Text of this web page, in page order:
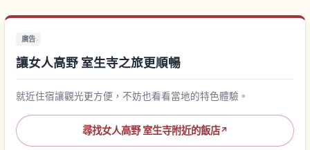
廣告
讓女人高野 室生寺之旅更順暢
就近住宿讓觀光更方便，不妨也看看當地的特色體驗。
尋找女人高野 室生寺附近的飯店↗